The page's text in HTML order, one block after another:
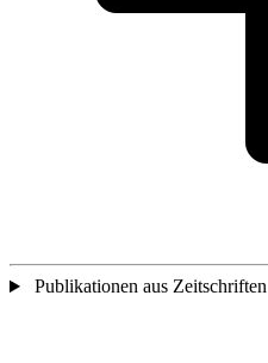
Publikationen aus Zeitschriften